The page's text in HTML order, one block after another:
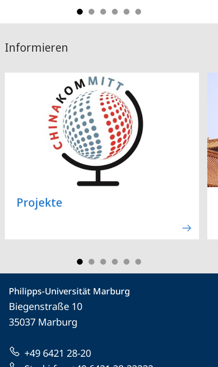
Informieren
Projekte
Kontakt
und
Informationen
zur
Website
Kontaktinformationen
Philipps-
Universität
Marburg
Philipps-Universität Marburg
Biegenstraße 10
35037 Marburg
+49 6421 28-20